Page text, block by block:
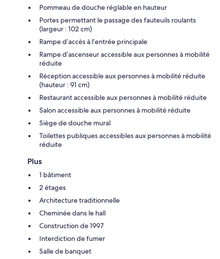
Pommeau de douche réglable en hauteur
Portes permettant le passage des fauteuils roulants
(largeur : 102 cm)
Rampe d’accès à l’entrée principale
Rampe d’ascenseur accessible aux personnes à mobilité
réduite
Réception accessible aux personnes à mobilité réduite
(hauteur : 91 cm)
Restaurant accessible aux personnes à mobilité réduite
Salon accessible aux personnes à mobilité réduite
Siège de douche mural
Toilettes publiques accessibles aux personnes à mobilité
réduite
Plus
1 bâtiment
2 étages
Architecture traditionnelle
Cheminée dans le hall
Construction de 1997
Interdiction de fumer
Salle de banquet